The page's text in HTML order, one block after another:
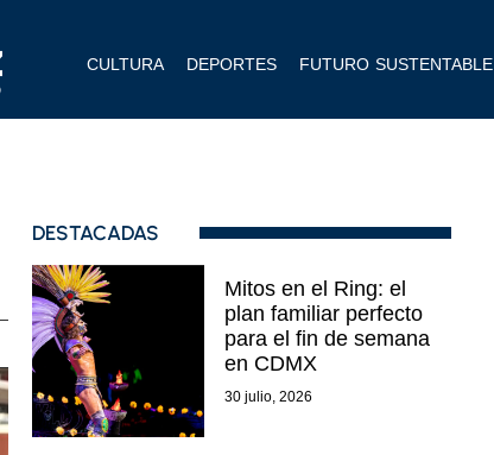
CULTURA DEPORTES FUTURO SUSTENTABLE
DESTACADAS
Mitos en el Ring: el
plan familiar perfecto
para el fin de semana
en CDMX
30 julio, 2026